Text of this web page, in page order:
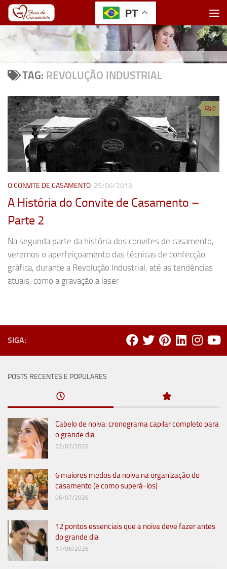
Skip to content
TAG: REVOLUÇÃO INDUSTRIAL
0
O CONVITE DE CASAMENTO 25/06/2013
A História do Convite de Casamento –
Parte 2
Na segunda parte da história dos convites de casamento,
veremos o aperfeiçoamento das técnicas de confecção
gráfica, durante a Revolução Industrial, até as tendências
atuais, como a gravação a laser
SIGA:
POSTS RECENTES E POPULARES
Cabelo de noiva: cronograma capilar completo para
o grande dia
22/07/2026
6 maiores medos da noiva na organização do
casamento (e como superá-los)
06/07/2026
12 pontos essenciais que a noiva deve fazer antes
do grande dia
17/06/2026
PT